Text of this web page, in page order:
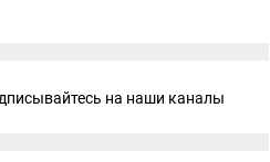
на наши каналы